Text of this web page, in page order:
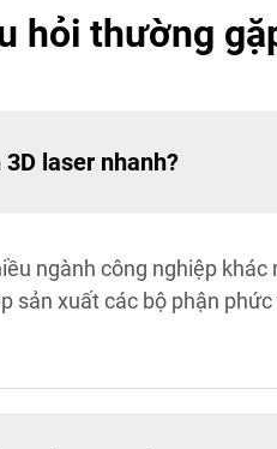
hỏi thường
laser nhanh?
ngành công nghiệp
sản xuất các bộ phận